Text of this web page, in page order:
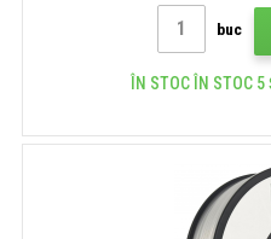
buc
ÎN STOC ÎN STOC 5